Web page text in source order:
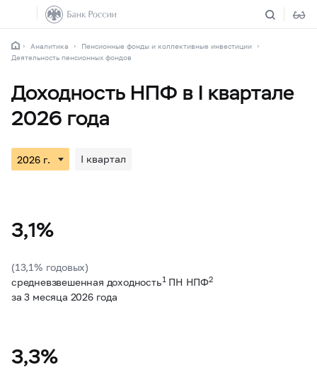
Аналитика
Пенсионные фонды и коллективные инвестиции
Деятельность пенсионных фондов
Доходность НПФ в I квартале
2026 года
I квартал
3,1%
(13,1% годовых)
средневзвешенная доходность1ПН НПФ2
за 3 месяца 2026 года
3,3%